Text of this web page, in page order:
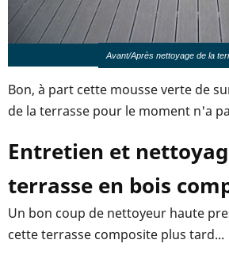
Avant/Après nettoyage de la
Bon, à part cette mousse verte de
de la terrasse pour le moment n'a
Entretien et
terrasse en bois
Un bon coup de nettoyeur haute
cette terrasse composite plus tard...